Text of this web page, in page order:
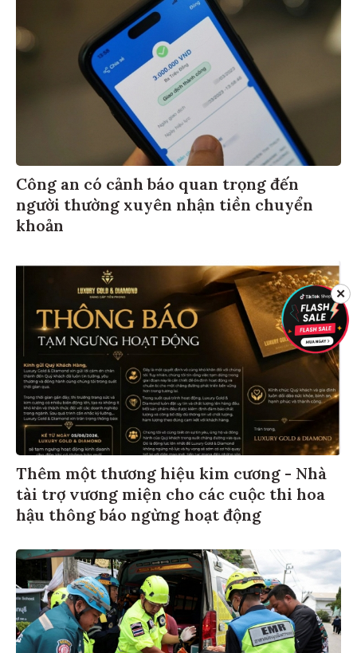
Công an có cảnh báo quan trọng đến
người thường xuyên nhận tiền chuyển
khoản
Thêm một thương hiệu kim cương - Nhà
tài trợ vương miện cho các cuộc thi hoa
hậu thông báo ngừng hoạt động
✕